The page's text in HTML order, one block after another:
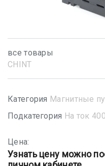
все товары
CHINT
Категория Магнитные
Подкатегория На ток
Цена:
Узнать цену можно